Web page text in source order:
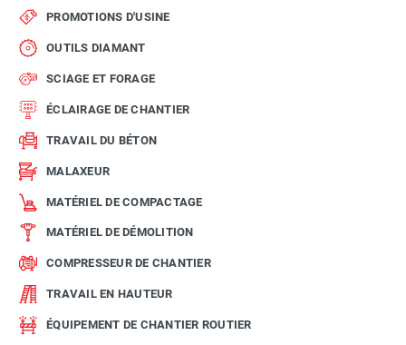
PROMOTIONS D'USINE
OUTILS DIAMANT
SCIAGE ET FORAGE
ÉCLAIRAGE DE CHANTIER
TRAVAIL DU BÉTON
MALAXEUR
MATÉRIEL DE COMPACTAGE
MATÉRIEL DE DÉMOLITION
COMPRESSEUR DE CHANTIER
TRAVAIL EN HAUTEUR
ÉQUIPEMENT DE CHANTIER ROUTIER